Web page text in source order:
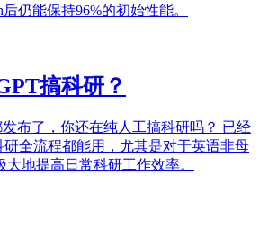
仍能保持96%的初始性能。
搞科研？
布了，你还在纯人工搞科研吗？ 已经
研全流程都能用，尤其是对于英语非母
地提高日常科研工作效率。